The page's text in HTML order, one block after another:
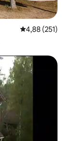
Gemiddelde
4,88 (251)